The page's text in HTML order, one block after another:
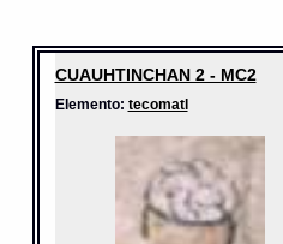
CUAUHTINCHAN 2 - MC2
Elemento: tecomatl